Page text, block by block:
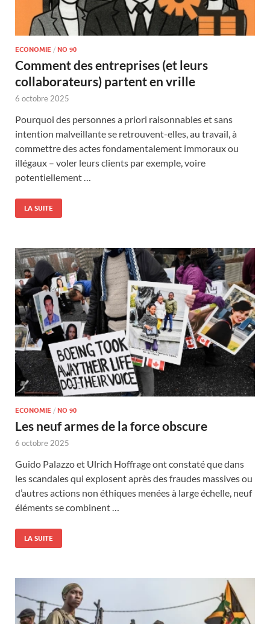
ECONOMIE / NO 90
Comment des entreprises (et leurs
collaborateurs) partent en vrille
6 octobre 2025
Pourquoi des personnes a priori raisonnables et sans
intention malveillante se retrouvent-elles, au travail, à
commettre des actes fondamentalement immoraux ou
illégaux – voler leurs clients par exemple, voire
potentiellement …
LA SUITE
ECONOMIE / NO 90
Les neuf armes de la force obscure
6 octobre 2025
Guido Palazzo et Ulrich Hoffrage ont constaté que dans
les scandales qui explosent après des fraudes massives ou
d’autres actions non éthiques menées à large échelle, neuf
éléments se combinent …
LA SUITE